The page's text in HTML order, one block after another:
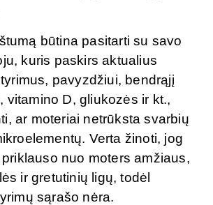
būtina pasitarti su savo
kuris paskirs aktualius
pavyzdžiui, bendrąjį
vitamino D, gliukozės ir kt.,
ar moteriai netrūksta svarbių
Verta žinoti, jog
nuo moters amžiaus,
ir gretutinių ligų, todėl
sąrašo nėra.